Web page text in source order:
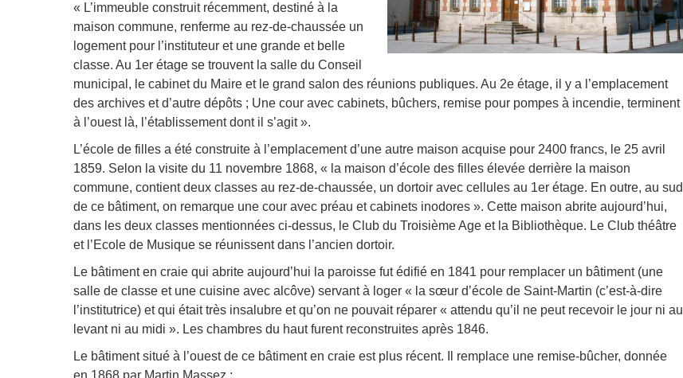
« L’immeuble construit récemment, destiné à la
maison commune, renferme au rez-de-chaussée un
logement pour l’instituteur et une grande et belle
classe. Au 1er étage se trouvent la salle du Conseil
municipal, le cabinet du Maire et le grand salon des réunions publiques. Au 2e étage, il y a l’emplacement
des archives et d’autre dépôts ; Une cour avec cabinets, bûchers, remise pour pompes à incendie, terminent
à l’ouest là, l’établissement dont il s’agit ».
L’école de filles a été construite à l’emplacement d’une autre maison acquise pour 2400 francs, le 25 avril
1859. Selon la visite du 11 novembre 1868, « la maison d’école des filles élevée derrière la maison
commune, contient deux classes au rez-de-chaussée, un dortoir avec cellules au 1er étage. En outre, au sud
de ce bâtiment, on remarque une cour avec préau et cabinets inodores ». Cette maison abrite aujourd’hui,
dans les deux classes mentionnées ci-dessus, le Club du Troisième Age et la Bibliothèque. Le Club théâtre
et l’Ecole de Musique se réunissent dans l’ancien dortoir.
Le bâtiment en craie qui abrite aujourd’hui la paroisse fut édifié en 1841 pour remplacer un bâtiment (une
salle de classe et une cuisine avec alcôve) servant à loger « la sœur d’école de Saint-Martin (c’est-à-dire
l’institutrice) et qui était très insalubre et qu’on ne pouvait réparer « attendu qu’il ne peut recevoir le jour ni au
levant ni au midi ». Les chambres du haut furent reconstruites après 1846.
Le bâtiment situé à l’ouest de ce bâtiment en craie est plus récent. Il remplace une remise-bûcher, donnée
en 1868 par Martin Massez :